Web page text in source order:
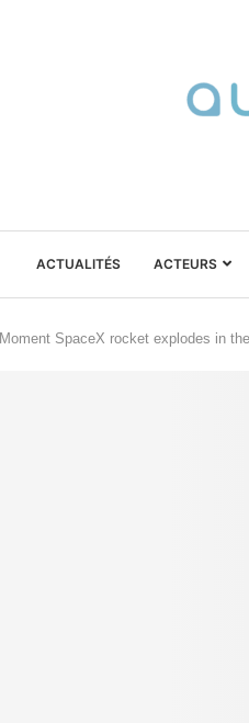
ACTUALITÉS ACTEURS
Moment SpaceX rocket explodes in